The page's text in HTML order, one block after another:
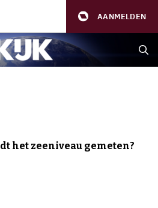
AANMELDEN
het zeeniveau gemeten?